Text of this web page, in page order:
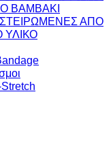
ΒΑΜΒΑΚΙ
ΑΠΟ